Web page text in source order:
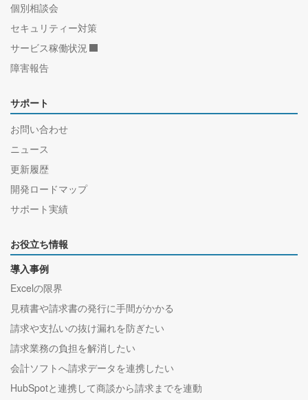
個別相談会
セキュリティー対策
サービス稼働状況
障害報告
サポート
お問い合わせ
ニュース
更新履歴
開発ロードマップ
サポート実績
お役立ち情報
導入事例
Excelの限界
見積書や請求書の発行に手間がかかる
請求や支払いの抜け漏れを防ぎたい
請求業務の負担を解消したい
会計ソフトへ請求データを連携したい
HubSpotと連携して商談から請求までを連動